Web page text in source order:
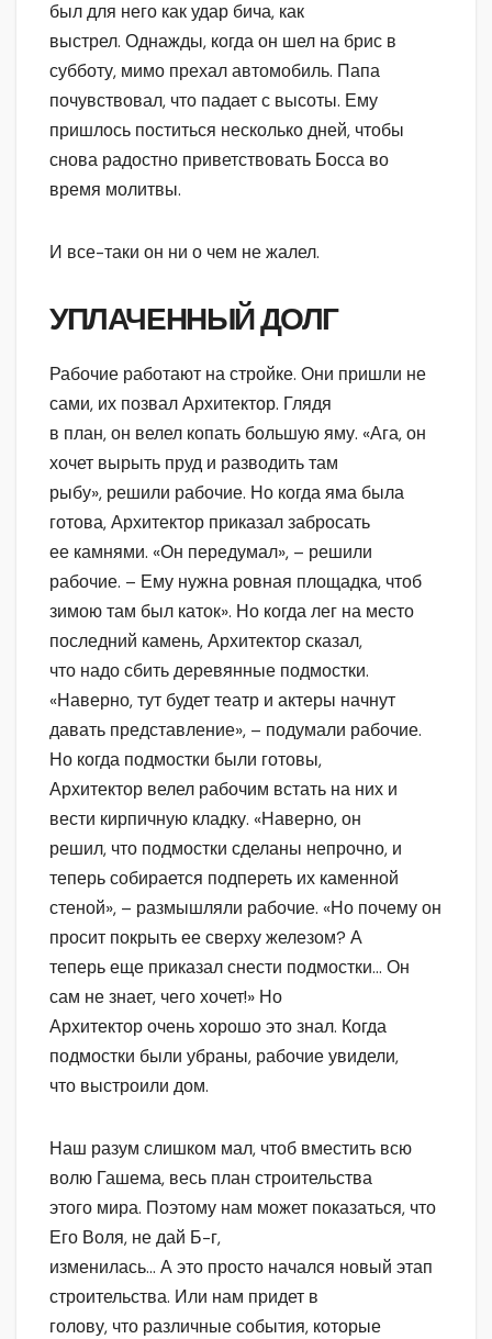
был для него как удар бича, как
выстрел. Однажды, когда он шел на брис в
субботу, мимо прехал автомобиль. Папа
почувствовал, что падает с высоты. Ему
пришлось поститься несколько дней, чтобы
снова радостно приветствовать Босса во
время молитвы.
И все-таки он ни о чем не жалел.
УПЛАЧЕННЫЙ ДОЛГ
Рабочие работают на стройке. Они пришли не
сами, их позвал Архитектор. Глядя
в план, он велел копать большую яму. «Ага, он
хочет вырыть пруд и разводить там
рыбу», решили рабочие. Но когда яма была
готова, Архитектор приказал забросать
ее камнями. «Он передумал», – решили
рабочие. – Ему нужна ровная площадка, чтоб
зимою там был каток». Но когда лег на место
последний камень, Архитектор сказал,
что надо сбить деревянные подмостки.
«Наверно, тут будет театр и актеры начнут
давать представление», – подумали рабочие.
Но когда подмостки были готовы,
Архитектор велел рабочим встать на них и
вести кирпичную кладку. «Наверно, он
решил, что подмостки сделаны непрочно, и
теперь собирается подпереть их каменной
стеной», – размышляли рабочие. «Но почему он
просит покрыть ее сверху железом? А
теперь еще приказал снести подмостки… Он
сам не знает, чего хочет!» Но
Архитектор очень хорошо это знал. Когда
подмостки были убраны, рабочие увидели,
что выстроили дом.
Наш разум слишком мал, чтоб вместить всю
волю Гашема, весь план строительства
этого мира. Поэтому нам может показаться, что
Его Воля, не дай Б-г,
изменилась… А это просто начался новый этап
строительства. Или нам придет в
голову, что различные события, которые